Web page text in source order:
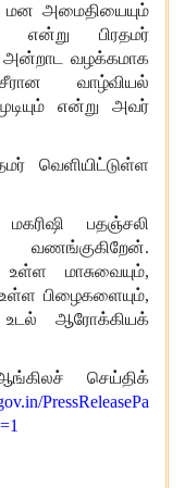
மன அமைதியையும்
என்று பிரதமர்
அன்றாட வழக்கமாக
வாழ்வியல்
என்று அவர்
வெளியிட்டுள்ள
பதஞ்சலி
மாசுவையும்,
பிழைகளையும்,
உடல் ஆரோக்கியக்
செய்திக்
PressReleasePa